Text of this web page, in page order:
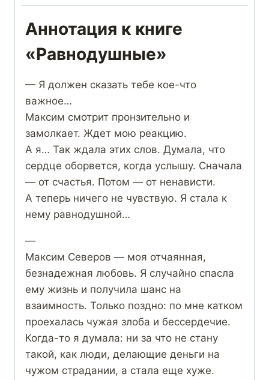
Аннотация к книге
«Равнодушные»
— Я должен сказать тебе кое-что
важное…
Максим смотрит пронзительно и
замолкает. Ждет мою реакцию.
А я… Так ждала этих слов. Думала, что
сердце оборвется, когда услышу. Сначала
— от счастья. Потом — от ненависти.
А теперь ничего не чувствую. Я стала к
нему равнодушной…
—
Максим Северов — моя отчаянная,
безнадежная любовь. Я случайно спасла
ему жизнь и получила шанс на
взаимность. Только поздно: по мне катком
проехалась чужая злоба и бессердечие.
Когда-то я думала: ни за что не стану
такой, как люди, делающие деньги на
чужом страдании, а стала еще хуже.